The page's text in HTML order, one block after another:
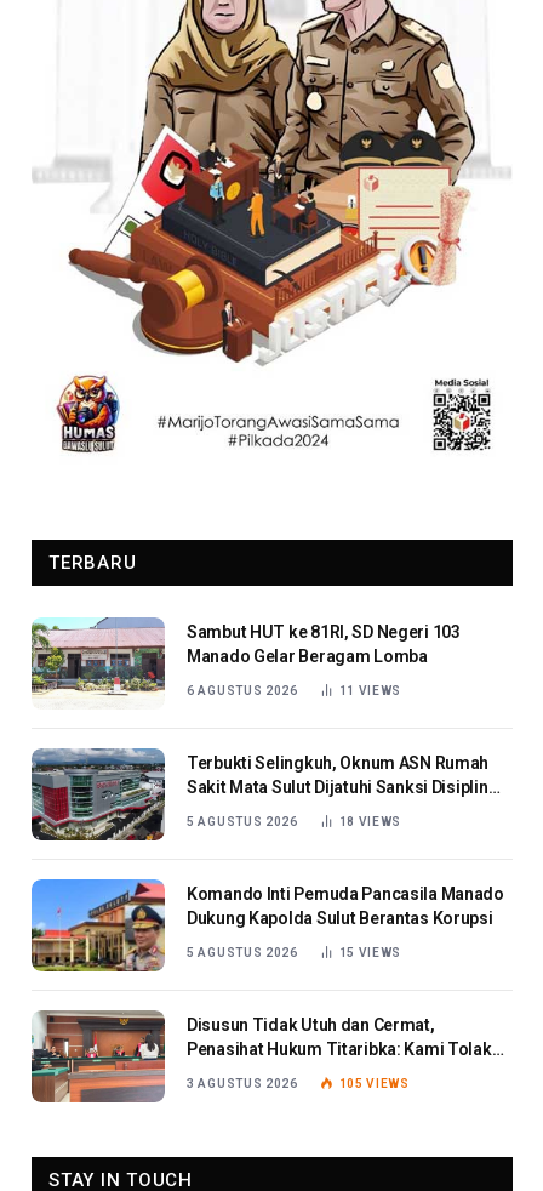
TERBARU
Sambut HUT ke 81RI, SD Negeri 103
Manado Gelar Beragam Lomba
6 AGUSTUS 2026 11 VIEWS
Terbukti Selingkuh, Oknum ASN Rumah
Sakit Mata Sulut Dijatuhi Sanksi Disiplin
5 AGUSTUS 2026 18 VIEWS
Komando Inti Pemuda Pancasila Manado
Dukung Kapolda Sulut Berantas Korupsi
5 AGUSTUS 2026 15 VIEWS
Disusun Tidak Utuh dan Cermat,
Penasihat Hukum Titaribka: Kami Tolak
3 AGUSTUS 2026 105VIEWS
STAY IN TOUCH